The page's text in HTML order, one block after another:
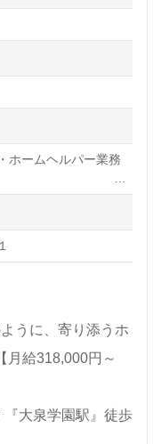
めポイント！『ご
取得を目指してい
『働きがいを感じ
の心に残るキャリ
ェンジを実現した
したい』等の方も
サルタントよりご
くお願いします。
探しは【ウィルオ
検討の方も遠慮な
応じてお問い合
人紹介、年収交
ただけます。＜非
援"のプロと一緒に
ホームヘルパー業務
ートや、買い物や掃
うに、寄り添うホ
給318,000円～
『大泉学園駅』徒歩